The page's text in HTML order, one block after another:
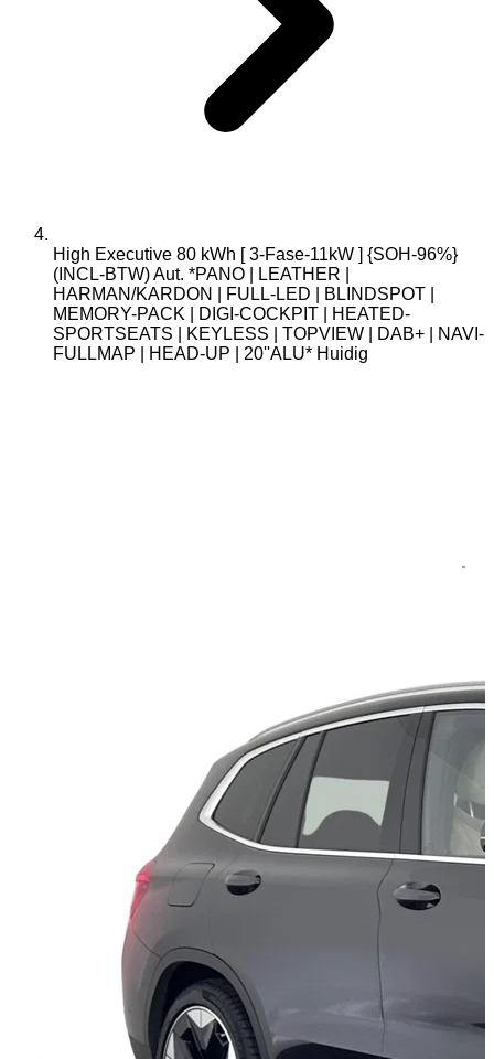
High Executive 80 kWh [ 3-Fase-11kW ] {SOH-96%}
(INCL-BTW) Aut. *PANO | LEATHER |
HARMAN/KARDON | FULL-LED | BLINDSPOT |
MEMORY-PACK | DIGI-COCKPIT | HEATED-
SPORTSEATS | KEYLESS | TOPVIEW | DAB+ | NAVI-
FULLMAP | HEAD-UP | 20''ALU* Huidig